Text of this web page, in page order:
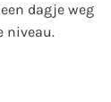
dagje weg
niveau.